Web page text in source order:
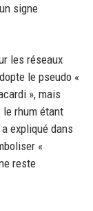
signe
les réseaux
le pseudo «
», mais
le rhum étant
expliqué dans
«
reste